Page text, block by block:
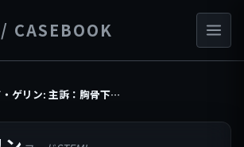
エド・ゲリン: 主訴：胸骨下胸痛（NRS 10/10）、呼吸困難、および発汗。